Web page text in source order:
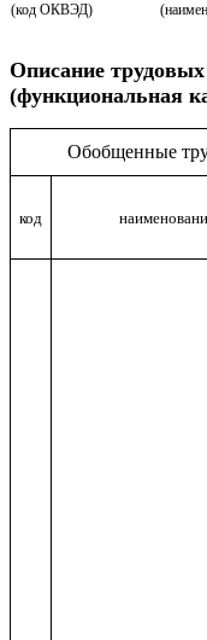
(код ОКВЭД)
Описание
(функциональная
Обобщенные
код